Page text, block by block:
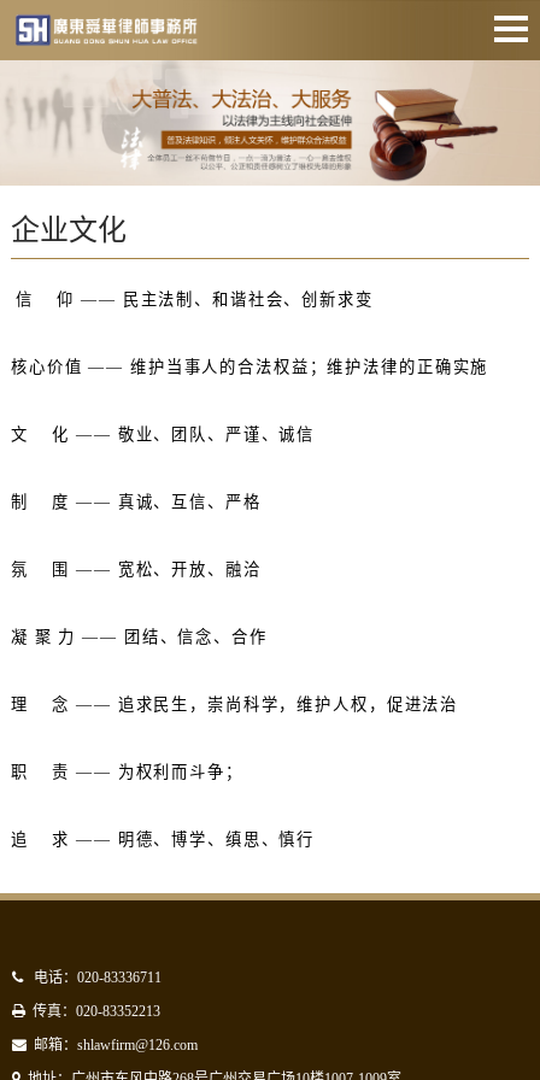
关于舜华
法律常识
企业文化
信 仰 —— 民主法制、和谐社会、创新求变
核心价值 —— 维护当事人的合法权益；维护法律的正确实施
文 化 —— 敬业、团队、严谨、诚信
制 度 —— 真诚、互信、严格
氛 围 —— 宽松、开放、融洽
凝 聚 力 —— 团结、信念、合作
理 念 —— 追求民生，崇尚科学，维护人权，促进法治
职 责 —— 为权利而斗争；
追 求 —— 明德、博学、缜思、慎行
电话：020-83336711
传真：020-83352213
邮箱：shlawfirm@126.com